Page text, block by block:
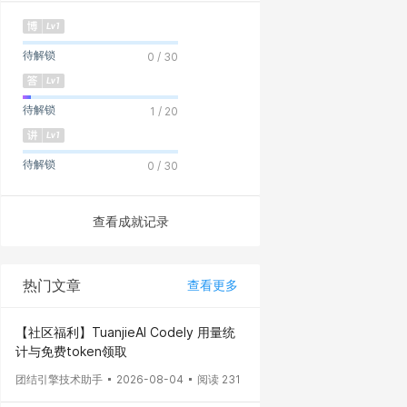
待解锁 0 / 30
待解锁 1 / 20
待解锁 0 / 30
查看成就记录
热门文章 查看更多
【社区福利】TuanjieAI Codely 用量统
计与免费token领取
团结引擎技术助手 2026-08-04 阅读 231